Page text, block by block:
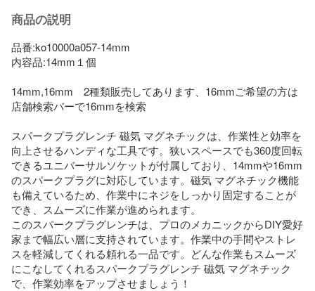
商品の説明
品番:ko10000a057-14mm
内容品:14mm１個
14mm,16mm　2種類販売してあります、16mmご希望の方は
店舗検索バーで16mmを検索
スパークプラグレンチ 磁気 マグネチックは、作業性と効率を
向上させるハンディな工具です。狭いスペースでも360度回転
できるユニバーサルソケットが付属しており、14mmや16mm
のスパークプラグに対応しています。磁気 マグネチック機能
も備えているため、作業中にネジをしっかり固定することが
でき、スムーズに作業が進められます。
このスパークプラグレンチは、プロのメカニックからDIY愛好
家まで幅広い層に支持されています。作業中の手間やストレ
スを軽減してくれる頼れる一品です。どんな作業もスムーズ
にこなしてくれるスパークプラグレンチ 磁気 マグネチック
で、作業効率をアップさせましょう！